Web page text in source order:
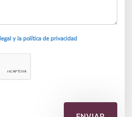
y la política de privacidad